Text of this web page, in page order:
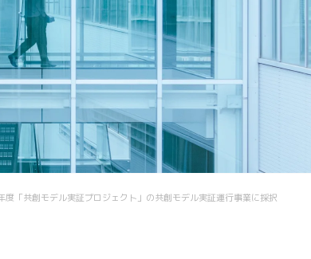
有志活動
(iPass)
アイパーク公認クラブ
Innovators in Shonan iPark
入居者・メンバーシップの声
iStory
Future meets Future
度「共創モデル実証プロジェクト」の共創モデル実証運行事業に採択